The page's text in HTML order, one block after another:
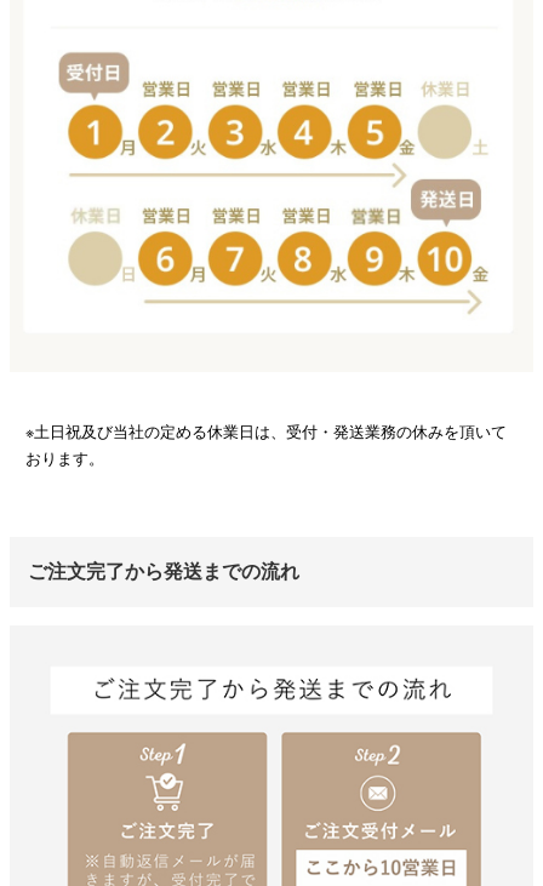
※土日祝及び当社の定める休業日は、受付・発送業務の休みを頂いて
おります。
ご注文完了から発送までの流れ